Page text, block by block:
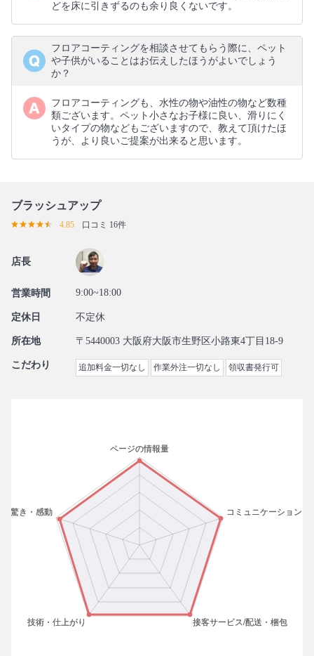
どを床に引きずるのも余り良くないです。
フロアコーティングを相談させてもらう際に、ペット
や子供がいることはお伝えしたほうがよいでしょう
か？
フロアコーティングも、水性の物や油性の物など数種
類ございます。ペット小さなお子様に良い、滑りにく
いタイプの物などもございますので、教えて頂けたほ
うが、より良いご提案が出来ると思います。
ブラッシュアップ
4.85 口コミ 16件
店長
営業時間 9:00~18:00
定休日 不定休
所在地 〒5440003 大阪府大阪市生野区小路東4丁目18-9
こだわり 追加料金一切なし 作業外注一切なし 領収書発行可